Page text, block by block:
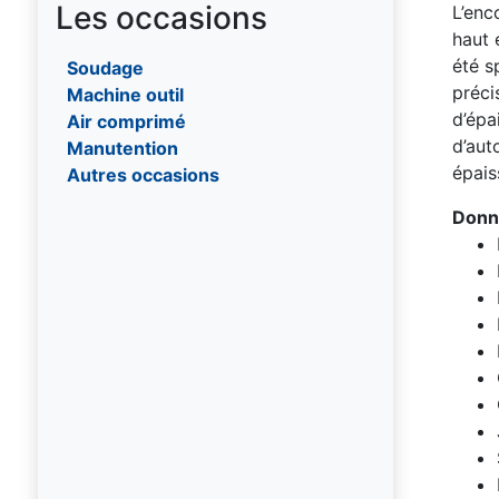
Portique
Treuil
Les occasions
Soudage
Machine outil
Air comprimé
Manutention
Autres occasions
haut
été